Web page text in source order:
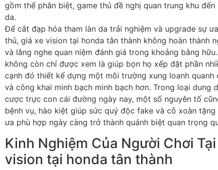
gồm thể phân biệt, game thủ đề nghị quan trung khu
da.
Để cắt đạp hóa tham làn da trải nghiệm và upgrade sự
thủ, giá xe vision tại honda tân thành không hoàn thành
và lắng nghe quan niệm đánh giá trong khoảng bằng
không còn chỉ được xem là giúp bọn họ xếp đặt phần
cạnh đó thiết kế dựng một môi trường xung loanh quanh
và công khai minh bạch minh bạch hơn. Trong loại dung
cược trực con cái đường ngày nay, một số nguyên tố
bệnh vụ, hào kiệt giúp sức quý độc fake và cỗ xoàn
ưa phù hợp ngày càng trở thành quánh biệt quan trọng
Kinh Nghiệm Của Người Chơi
vision tại honda tân thành